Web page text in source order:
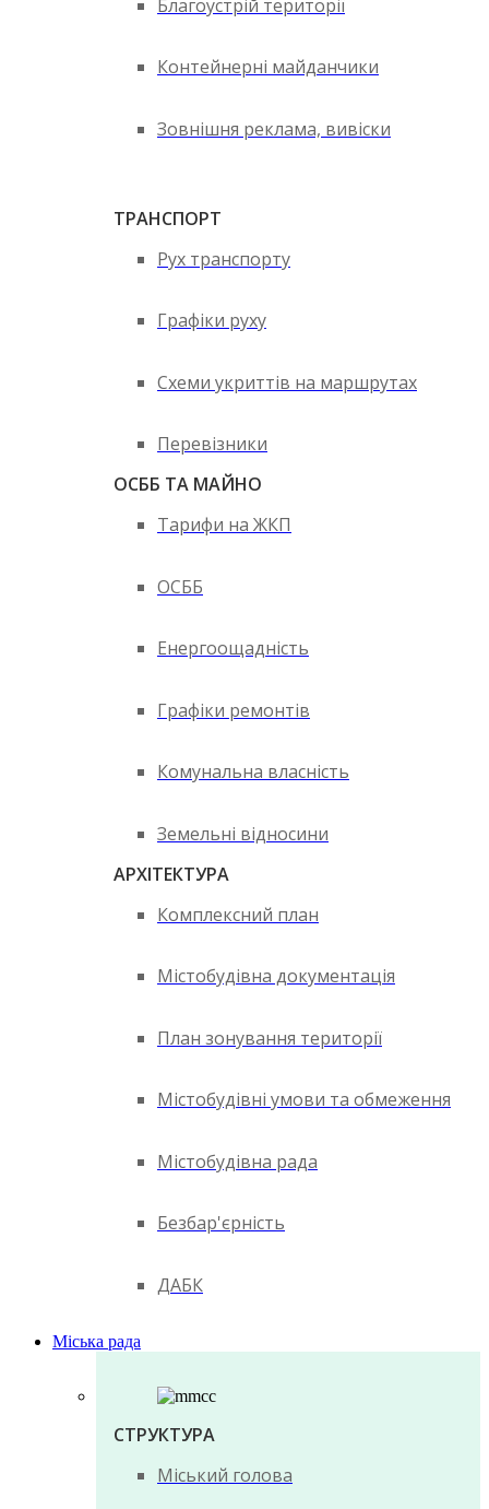
Благоустрій території
Контейнерні майданчики
Зовнішня реклама, вивіски
ТРАНСПОРТ
Рух транспорту
Графіки руху
Схеми укриттів на маршрутах
Перевізники
ОСББ ТА МАЙНО
Тарифи на ЖКП
ОСББ
Енергоощадність
Графіки ремонтів
Комунальна власність
Земельні відносини
АРХІТЕКТУРА
Комплексний план
Містобудівна документація
План зонування території
Містобудівні умови та обмеження
Містобудівна рада
Безбар'єрність
ДАБК
Міська рада
СТРУКТУРА
Міський голова